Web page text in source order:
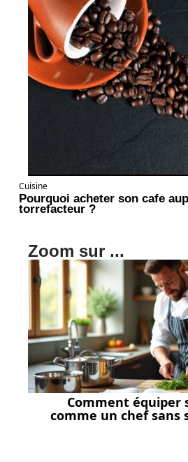
Cuisine
Pourquoi acheter son cafe
torrefacteur ?
Zoom sur ...
Comment équiper
comme un chef sans